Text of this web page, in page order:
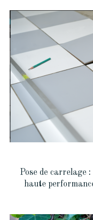
Pose de carrelage
haute